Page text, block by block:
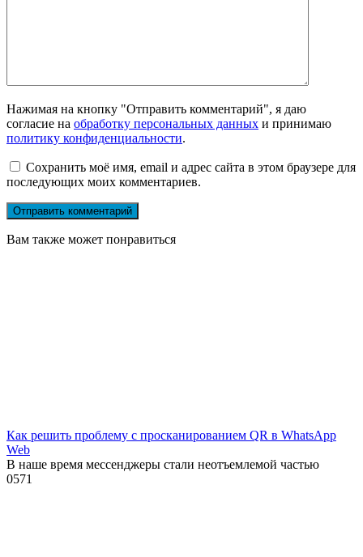
Нажимая на кнопку "Отправить комментарий", я даю
согласие на обработку персональных данных и принимаю
политику конфиденциальности.
Сохранить моё имя, email и адрес сайта в этом браузере для
последующих моих комментариев.
Вам также может понравиться
Как решить проблему с просканированием QR в WhatsApp
Web
В наше время мессенджеры стали неотъемлемой частью
0571